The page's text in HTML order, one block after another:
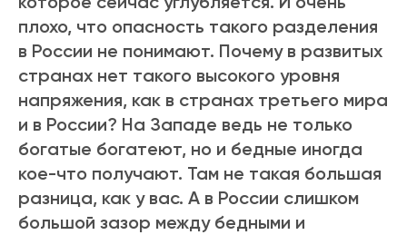
плохо, что опасность такого разделения
в России не понимают. Почему в развитых
странах нет такого высокого уровня
напряжения, как в странах третьего мира
и в России? На Западе ведь не только
богатые богатеют, но и бедные иногда
кое-что получают. Там не такая большая
разница, как у вас. А в России слишком
большой зазор между бедными и